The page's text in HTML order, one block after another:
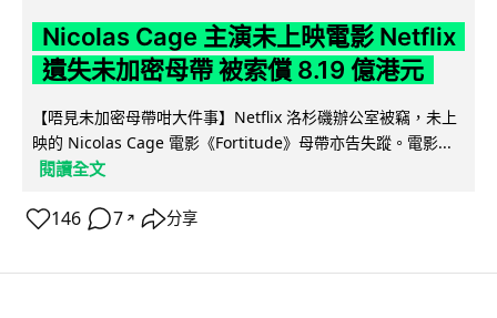
Nicolas Cage 主演未上映電影 Netflix
遺失未加密母帶 被索償 8.19 億港元
【唔見未加密母帶咁大件事】Netflix 洛杉磯辦公室被竊，未上
映的 Nicolas Cage 電影《Fortitude》母帶亦告失蹤。電影...
閱讀全文
146 7 ↗ 分享